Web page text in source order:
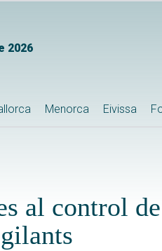
2026
Menorca Eivissa
al control